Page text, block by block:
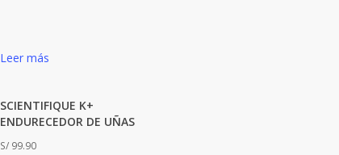
Leer más
SCIENTIFIQUE K+
ENDURECEDOR DE UÑAS
S/ 99.90